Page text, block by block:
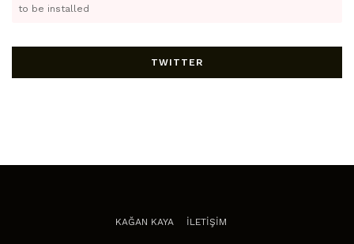
to be installed
TWITTER
KAĞAN KAYA İLETİŞİM